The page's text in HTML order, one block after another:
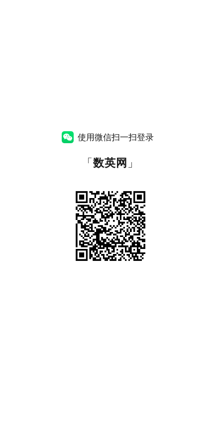
使用微信扫一扫登录
「数英网 」